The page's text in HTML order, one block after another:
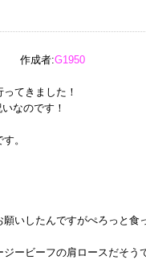
作成者:G1950
てきました！
なのです！
。
いしたんですがぺろっと食
ービーフの肩ロースだそう